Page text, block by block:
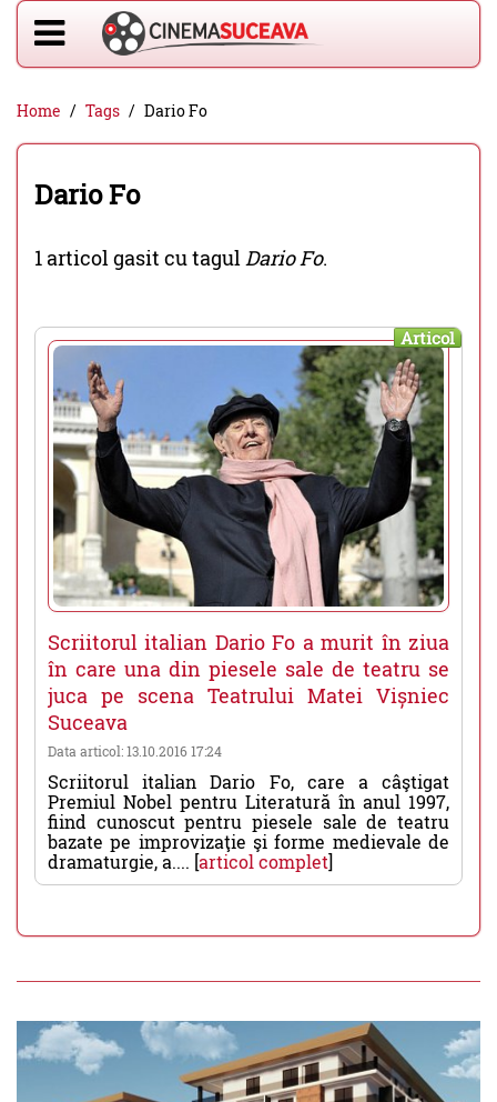
Home Tags Dario Fo
Dario Fo
1 articol gasit cu tagulDario Fo.
Articol
Scriitorul italian Dario Fo a murit în ziua
în care una din piesele sale de teatru se
juca pe scena Teatrului Matei Vișniec
Suceava
Data articol: 13.10.2016 17:24
Scriitorul italian Dario Fo, care a câştigat
Premiul Nobel pentru Literatură în anul 1997,
fiind cunoscut pentru piesele sale de teatru
bazate pe improvizaţie şi forme medievale de
dramaturgie, a.... [articol complet]